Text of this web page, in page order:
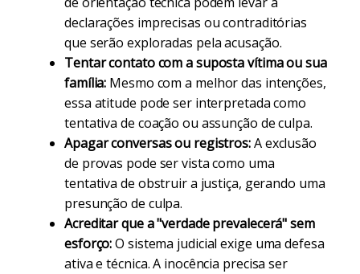
declarações imprecisas ou contraditórias
que serão exploradas pela acusação.
Tentar contato com a suposta vítima ou sua
família: Mesmo com a melhor das intenções,
essa atitude pode ser interpretada como
tentativa de coação ou assunção de culpa.
Apagar conversas ou registros:A exclusão
de provas pode ser vista como uma
tentativa de obstruir a justiça, gerando uma
presunção de culpa.
Acreditar que a "verdade prevalecerá" sem
esforço:O sistema judicial exige uma defesa
ativa e técnica. A inocência precisa ser